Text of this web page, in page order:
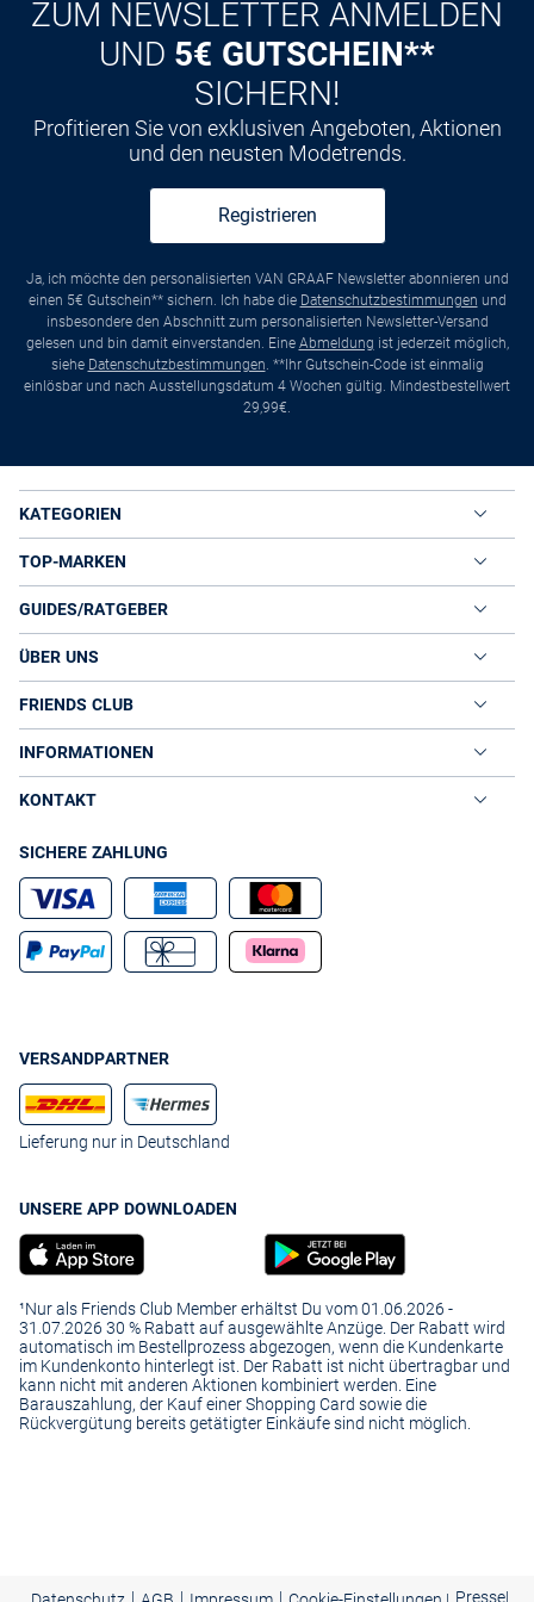
ZUM NEWSLETTER ANMELDEN
UND 5€ GUTSCHEIN**
SICHERN!
Profitieren Sie von exklusiven Angeboten, Aktionen
und den neusten Modetrends.
Registrieren
Ja, ich möchte den personalisierten VAN GRAAF Newsletter abonnieren und
einen 5€ Gutschein** sichern. Ich habe die Datenschutzbestimmungen und
insbesondere den Abschnitt zum personalisierten Newsletter-Versand
gelesen und bin damit einverstanden. Eine Abmeldung ist jederzeit möglich,
siehe Datenschutzbestimmungen. **Ihr Gutschein-Code ist einmalig
einlösbar und nach Ausstellungsdatum 4 Wochen gültig. Mindestbestellwert
29,99€.
KATEGORIEN
TOP-MARKEN
GUIDES/RATGEBER
ÜBER UNS
FRIENDS CLUB
INFORMATIONEN
KONTAKT
SICHERE ZAHLUNG
VERSANDPARTNER
Lieferung nur in Deutschland
UNSERE APP DOWNLOADEN
¹Nur als Friends Club Member erhältst Du vom 01.06.2026 -
31.07.2026 30 % Rabatt auf ausgewählte Anzüge. Der Rabatt wird
automatisch im Bestellprozess abgezogen, wenn die Kundenkarte
im Kundenkonto hinterlegt ist. Der Rabatt ist nicht übertragbar und
kann nicht mit anderen Aktionen kombiniert werden. Eine
Barauszahlung, der Kauf einer Shopping Card sowie die
Rückvergütung bereits getätigter Einkäufe sind nicht möglich.
| | | Presse|